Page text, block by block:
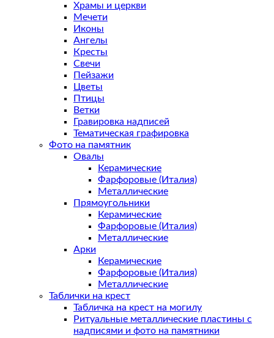
Храмы и церкви
Мечети
Иконы
Ангелы
Кресты
Свечи
Пейзажи
Цветы
Птицы
Ветки
Гравировка надписей
Тематическая графировка
Фото на памятник
Овалы
Керамические
Фарфоровые (Италия)
Металлические
Прямоугольники
Керамические
Фарфоровые (Италия)
Металлические
Арки
Керамические
Фарфоровые (Италия)
Металлические
Таблички на крест
Табличка на крест на могилу
Ритуальные металлические пластины с
надписями и фото на памятники